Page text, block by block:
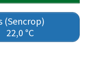
(Sencrop)
22,0 °C